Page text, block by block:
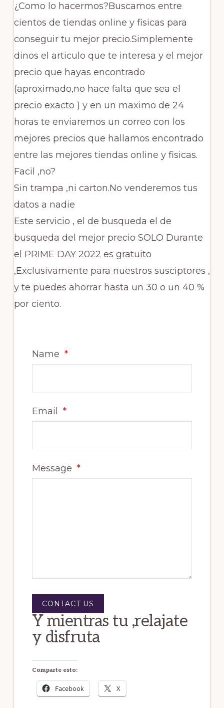
¿Como lo hacermos?Buscamos entre
cientos de tiendas online y fisicas para
conseguir tu mejor precio.Simplemente
dinos el articulo que te interesa y el mejor
precio que hayas encontrado
(aproximado,no hace falta que sea el
precio exacto ) y en un maximo de 24
horas te enviaremos un correo con los
mejores precios que hallamos encontrado
entre las mejores tiendas online y fisicas.
Facil ,no?
Sin trampa ,ni carton.No venderemos tus
datos a nadie
Este servicio , el de busqueda el de
busqueda del mejor precio SOLO Durante
el PRIME DAY 2022 es gratuito
,Exclusivamente para nuestros susciptores ,
y te puedes ahorrar hasta un 30 o un 40 %
por ciento.
Name *
Email *
Message *
CONTACT US
Y mientras tu ,relajate
y disfruta
Comparte esto:
Facebook X